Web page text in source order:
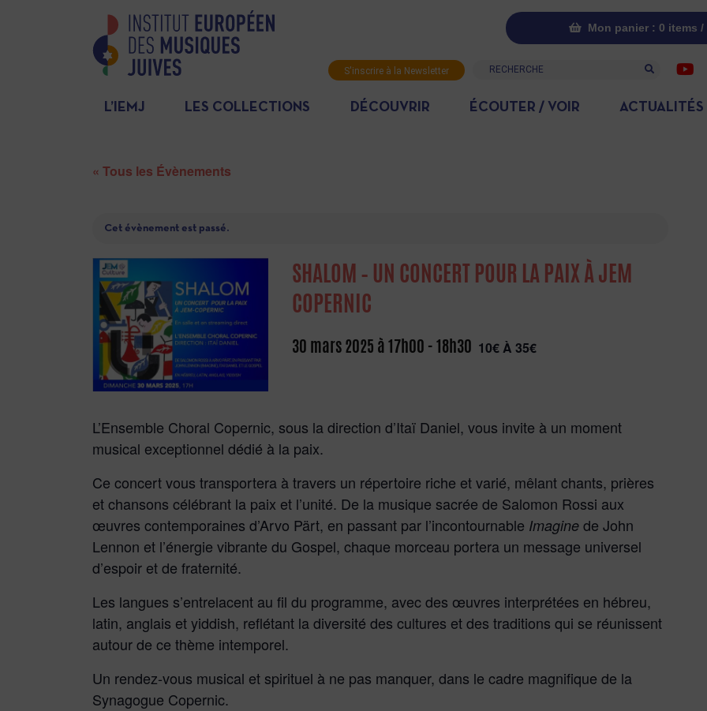
Mon panier : 0 items /
S'inscrire à la Newsletter Recherche
L’IEMJ LES COLLECTIONS DÉCOUVRIR ÉCOUTER / VOIR ACTUALITÉS
« Tous les Évènements
Cet évènement est passé.
SHALOM – UN CONCERT POUR LA PAIX À JEM
COPERNIC
30 mars 2025 à 17h00 -18h30 10€ À 35€
L’Ensemble Choral Copernic, sous la direction d’Itaï Daniel, vous invite à un moment
musical exceptionnel dédié à la paix.
Ce concert vous transportera à travers un répertoire riche et varié, mêlant chants, prières
et chansons célébrant la paix et l’unité. De la musique sacrée de Salomon Rossi aux
œuvres contemporaines d’Arvo Pärt, en passant par l’incontournable Imagine de John
Lennon et l’énergie vibrante du Gospel, chaque morceau portera un message universel
d’espoir et de fraternité.
Les langues s’entrelacent au fil du programme, avec des œuvres interprétées en hébreu,
latin, anglais et yiddish, reflétant la diversité des cultures et des traditions qui se réunissent
autour de ce thème intemporel.
Un rendez-vous musical et spirituel à ne pas manquer, dans le cadre magnifique de la
Synagogue Copernic.